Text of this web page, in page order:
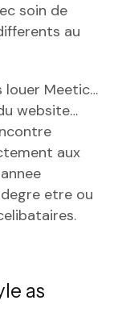
soin de
au
louer Meetic…
website…
aux
etre ou
as